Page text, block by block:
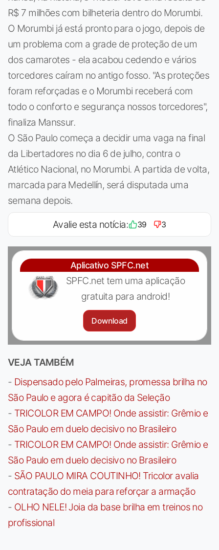
R$ 7 milhões com bilheteria dentro do Morumbi.
O Morumbi já está pronto para o jogo, depois de
um problema com a grade de proteção de um
dos camarotes - ela acabou cedendo e vários
torcedores caíram no antigo fosso. "As proteções
foram reforçadas e o Morumbi receberá com
todo o conforto e segurança nossos torcedores",
finaliza Manssur.
O São Paulo começa a decidir uma vaga na final
da Libertadores no dia 6 de julho, contra o
Atlético Nacional, no Morumbi. A partida de volta,
marcada para Medellín, será disputada uma
semana depois.
Avalie esta notícia: 39 3
Aplicativo SPFC.net
SPFC.net tem uma aplicação
gratuita para android!
Download
VEJA TAMBÉM
- Dispensado pelo Palmeiras, promessa brilha no
São Paulo e agora é capitão da Seleção
- TRICOLOR EM CAMPO! Onde assistir: Grêmio e
São Paulo em duelo decisivo no Brasileiro
- TRICOLOR EM CAMPO! Onde assistir: Grêmio e
São Paulo em duelo decisivo no Brasileiro
- SÃO PAULO MIRA COUTINHO! Tricolor avalia
contratação do meia para reforçar a armação
- OLHO NELE! Joia da base brilha em treinos no
profissional